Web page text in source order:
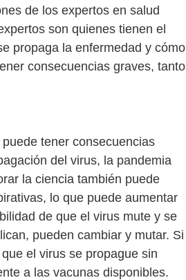
de los expertos en salud
son quienes tienen el
propaga la enfermedad y cómo
consecuencias graves, tanto
tener consecuencias
del virus, la pandemia
la ciencia también puede
lo que puede aumentar
de que el virus mute y se
pueden cambiar y mutar. Si
el virus se propague sin
a las vacunas disponibles.